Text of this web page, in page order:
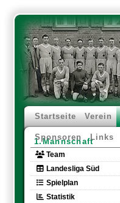
Startseite Verein
Sponsoren Links
1.Mannschaft
Team
Landesliga Süd
Spielplan
Statistik